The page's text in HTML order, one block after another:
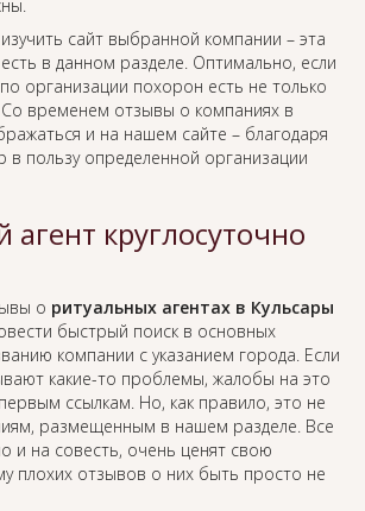
сайт выбранной компании – эта
в данном разделе. Оптимально, если
организации похорон есть не только
временем отзывы о компаниях в
и на нашем сайте – благодаря
в пользу определенной организации
агент круглосуточно
о ритуальных агентах в Кульсары
быстрый поиск в основных
компании с указанием города. Если
какие-то проблемы, жалобы на это
ссылкам. Но, как правило, это не
размещенным в нашем разделе. Все
и на совесть, очень ценят свою
плохих отзывов о них быть просто не